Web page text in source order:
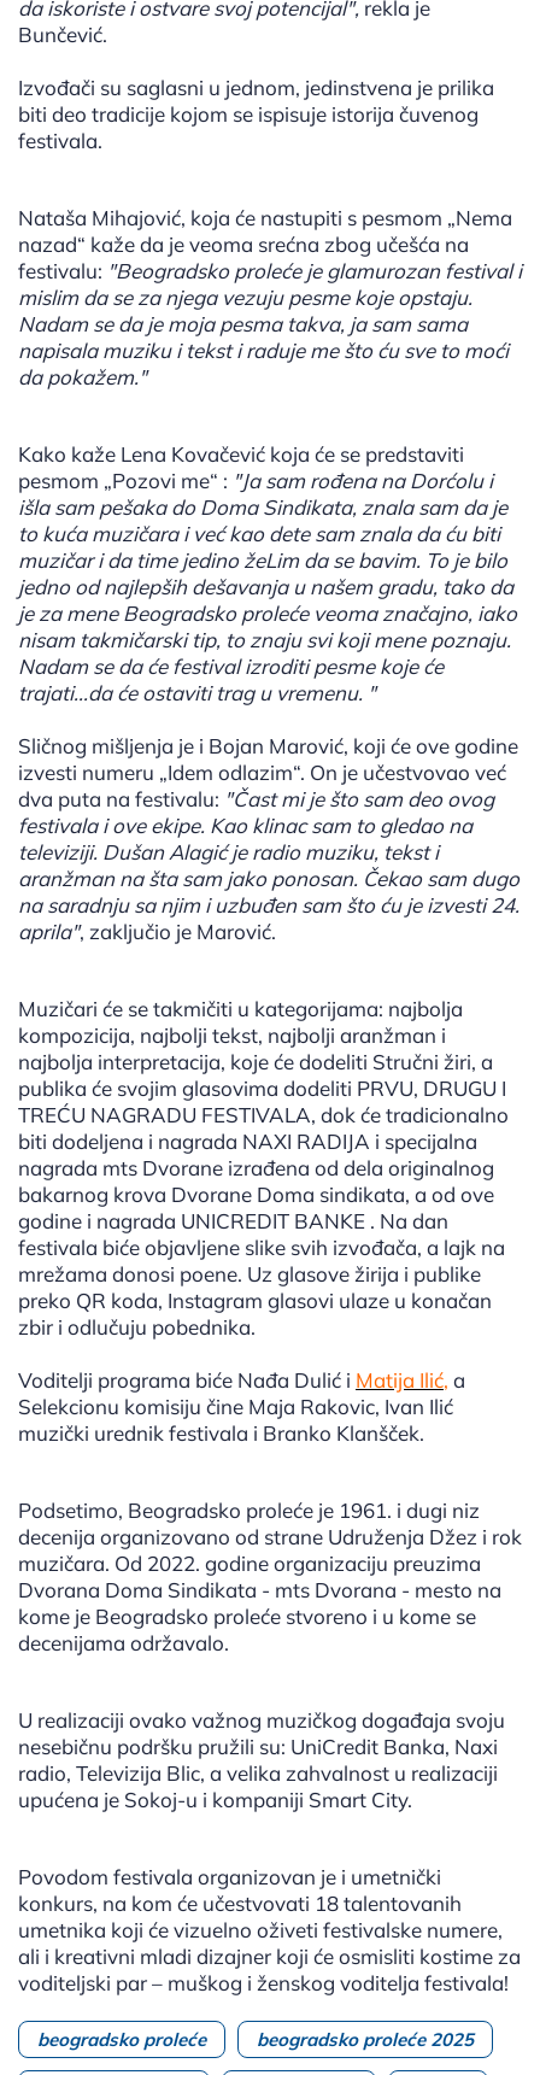
da iskoriste i ostvare svoj potencijal", rekla je
Bunčević.
Izvođači su saglasni u jednom, jedinstvena je prilika
biti deo tradicije kojom se ispisuje istorija čuvenog
festivala.
Nataša Mihajović, koja će nastupiti s pesmom „Nema
nazad“ kaže da je veoma srećna zbog učešća na
festivalu: "Beogradsko proleće je glamurozan festival i
mislim da se za njega vezuju pesme koje opstaju.
Nadam se da je moja pesma takva, ja sam sama
napisala muziku i tekst i raduje me što ću sve to moći
da pokažem."
Kako kaže Lena Kovačević koja će se predstaviti
pesmom „Pozovi me“ : "Ja sam rođena na Dorćolu i
išla sam pešaka do Doma Sindikata, znala sam da je
to kuća muzičara i već kao dete sam znala da ću biti
muzičar i da time jedino žeLim da se bavim. To je bilo
jedno od najlepših dešavanja u našem gradu, tako da
je za mene Beogradsko proleće veoma značajno, iako
nisam takmičarski tip, to znaju svi koji mene poznaju.
Nadam se da će festival izroditi pesme koje će
trajati...da će ostaviti trag u vremenu. "
Sličnog mišljenja je i Bojan Marović, koji će ove godine
izvesti numeru „Idem odlazim“. On je učestvovao već
dva puta na festivalu: "Čast mi je što sam deo ovog
festivala i ove ekipe. Kao klinac sam to gledao na
televiziji. Dušan Alagić je radio muziku, tekst i
aranžman na šta sam jako ponosan. Čekao sam dugo
na saradnju sa njim i uzbuđen sam što ću je izvesti 24.
aprila", zaključio je Marović.
Muzičari će se takmičiti u kategorijama: najbolja
kompozicija, najbolji tekst, najbolji aranžman i
najbolja interpretacija, koje će dodeliti Stručni žiri, a
publika će svojim glasovima dodeliti PRVU, DRUGU I
TREĆU NAGRADU FESTIVALA, dok će tradicionalno
biti dodeljena i nagrada NAXI RADIJA i specijalna
nagrada mts Dvorane izrađena od dela originalnog
bakarnog krova Dvorane Doma sindikata, a od ove
godine i nagrada UNICREDIT BANKE . Na dan
festivala biće objavljene slike svih izvođača, a lajk na
mrežama donosi poene. Uz glasove žirija i publike
preko QR koda, Instagram glasovi ulaze u konačan
zbir i odlučuju pobednika.
Voditelji programa biće Nađa Dulić i Matija Ilić, a
Selekcionu komisiju čine Maja Rakovic, Ivan Ilić
muzički urednik festivala i Branko Klanšček.
Podsetimo, Beogradsko proleće je 1961. i dugi niz
decenija organizovano od strane Udruženja Džez i rok
muzičara. Od 2022. godine organizaciju preuzima
Dvorana Doma Sindikata - mts Dvorana - mesto na
kome je Beogradsko proleće stvoreno i u kome se
decenijama održavalo.
U realizaciji ovako važnog muzičkog događaja svoju
nesebičnu podršku pružili su: UniCredit Banka, Naxi
radio, Televizija Blic, a velika zahvalnost u realizaciji
upućena je Sokoj-u i kompaniji Smart City.
Povodom festivala organizovan je i umetnički
konkurs, na kom će učestvovati 18 talentovanih
umetnika koji će vizuelno oživeti festivalske numere,
ali i kreativni mladi dizajner koji će osmisliti kostime za
voditeljski par – muškog i ženskog voditelja festivala!
beogradsko proleće beogradsko proleće 2025